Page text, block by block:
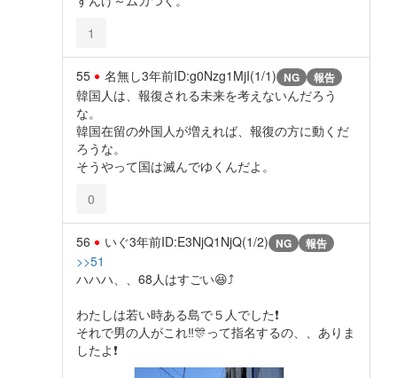
1
55 名無し3年前ID:g0Nzg1MjI(1/1) NG 報告
韓国人は、報復される未来を考えないんだろう
な。
韓国在留の外国人が増えれば、報復の方に動くだ
ろうな。
そうやって国は滅んでゆくんだよ。
0
56 いぐ3年前ID:E3NjQ1NjQ(1/2) NG 報告
>>51
ハハハ、、68人はすごい😆⤴️
わたしは若い時ある島で５人でした❗
それで男の人がこれ‼️🎊って指名するの、、ありま
したよ❗